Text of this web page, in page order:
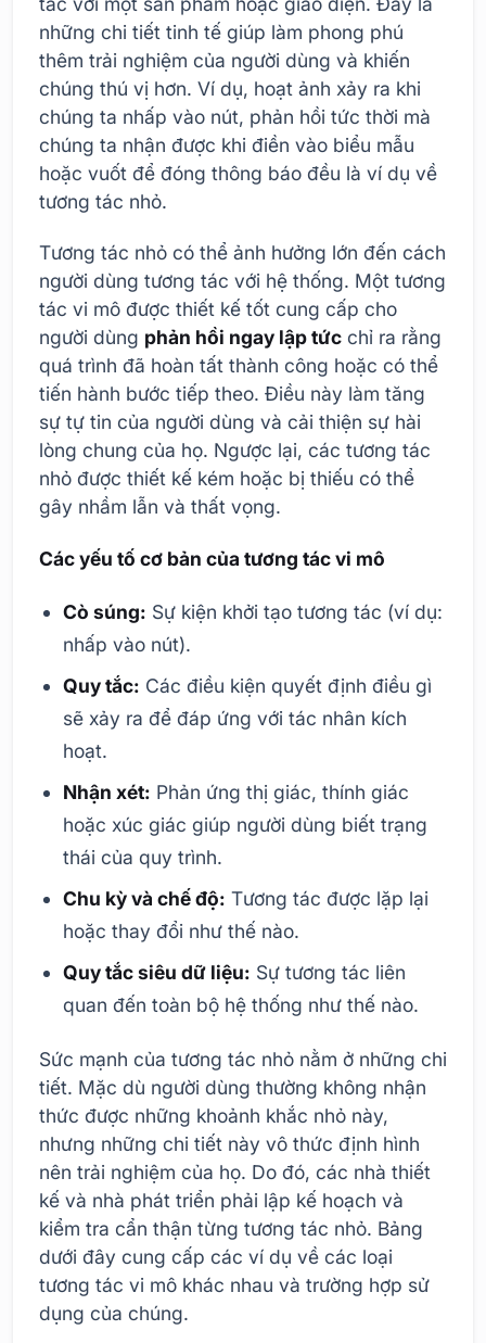
những chi tiết tinh tế giúp làm phong phú
thêm trải nghiệm của người dùng và khiến
chúng thú vị hơn. Ví dụ, hoạt ảnh xảy ra khi
chúng ta nhấp vào nút, phản hồi tức thời mà
chúng ta nhận được khi điền vào biểu mẫu
hoặc vuốt để đóng thông báo đều là ví dụ về
tương tác nhỏ.
Tương tác nhỏ có thể ảnh hưởng lớn đến cách
người dùng tương tác với hệ thống. Một tương
tác vi mô được thiết kế tốt cung cấp cho
người dùng phản hồi ngay lập tức chỉ ra rằng
quá trình đã hoàn tất thành công hoặc có thể
tiến hành bước tiếp theo. Điều này làm tăng
sự tự tin của người dùng và cải thiện sự hài
lòng chung của họ. Ngược lại, các tương tác
nhỏ được thiết kế kém hoặc bị thiếu có thể
gây nhầm lẫn và thất vọng.
Các yếu tố cơ bản của tương tác vi mô
Cò súng: Sự kiện khởi tạo tương tác (ví dụ:
nhấp vào nút).
Quy tắc: Các điều kiện quyết định điều gì
sẽ xảy ra để đáp ứng với tác nhân kích
hoạt.
Nhận xét: Phản ứng thị giác, thính giác
hoặc xúc giác giúp người dùng biết trạng
thái của quy trình.
Chu kỳ và chế độ: Tương tác được lặp lại
hoặc thay đổi như thế nào.
Quy tắc siêu dữ liệu: Sự tương tác liên
quan đến toàn bộ hệ thống như thế nào.
Sức mạnh của tương tác nhỏ nằm ở những chi
tiết. Mặc dù người dùng thường không nhận
thức được những khoảnh khắc nhỏ này,
nhưng những chi tiết này vô thức định hình
nên trải nghiệm của họ. Do đó, các nhà thiết
kế và nhà phát triển phải lập kế hoạch và
kiểm tra cẩn thận từng tương tác nhỏ. Bảng
dưới đây cung cấp các ví dụ về các loại
tương tác vi mô khác nhau và trường hợp sử
dụng của chúng.